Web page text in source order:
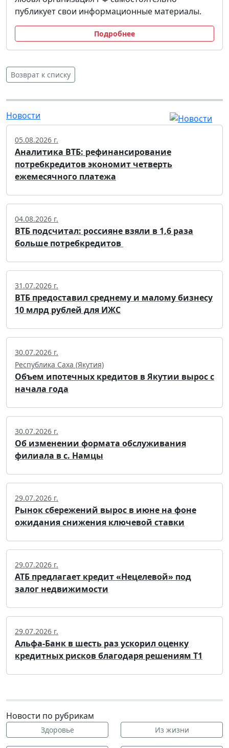
публикует свои информационные материалы.
Подробнее
Возврат к списку
Новости
05.08.2026 г.
Аналитика ВТБ: рефинансирование
потребкредитов экономит четверть
ежемесячного платежа
04.08.2026 г.
ВТБ подсчитал: россияне взяли в 1,6 раза
больше потребкредитов
31.07.2026 г.
ВТБ предоставил среднему и малому бизнесу
10 млрд рублей для ИЖС
30.07.2026 г.
Республика Саха (Якутия)
Объем ипотечных кредитов в Якутии вырос с
начала года
30.07.2026 г.
Об изменении формата обслуживания
филиала в с. Намцы
29.07.2026 г.
Рынок сбережений вырос в июне на фоне
ожидания снижения ключевой ставки
29.07.2026 г.
АТБ предлагает кредит «Нецелевой» под
залог недвижимости
29.07.2026 г.
Альфа-Банк в шесть раз ускорил оценку
кредитных рисков благодаря решениям Т1
Новости по рубрикам
Здоровье Из жизни